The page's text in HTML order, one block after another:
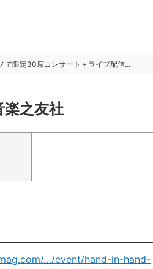
で限定30席コンサート＋ライブ配信...
楽之友社
…/event/hand-in-hand-